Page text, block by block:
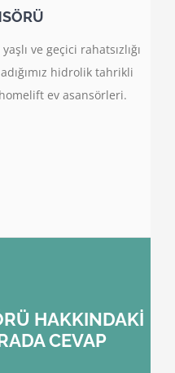
ve geçici rahatsızlığı
hidrolik tahrikli
ev asansörleri.
HAKKINDAKİ
CEVAP